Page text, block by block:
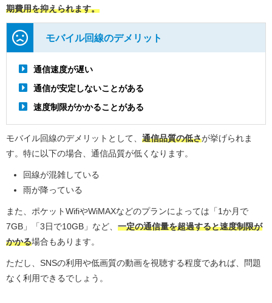
期費用を抑えられます。
モバイル回線のデメリット
通信速度が遅い
通信が安定しないことがある
速度制限がかかることがある
モバイル回線のデメリットとして、 通信品質の低さが挙げられま
す。特に以下の場合、通信品質が低くなります。
回線が混雑している
雨が降っている
また、ポケットWifiやWiMAXなどのプランによっては「1か月で
7GB」「3日で10GB」など、 一定の通信量を超過すると速度制限が
かかる場合もあります。
ただし、SNSの利用や低画質の動画を視聴する程度であれば、問題
なく利用できるでしょう。